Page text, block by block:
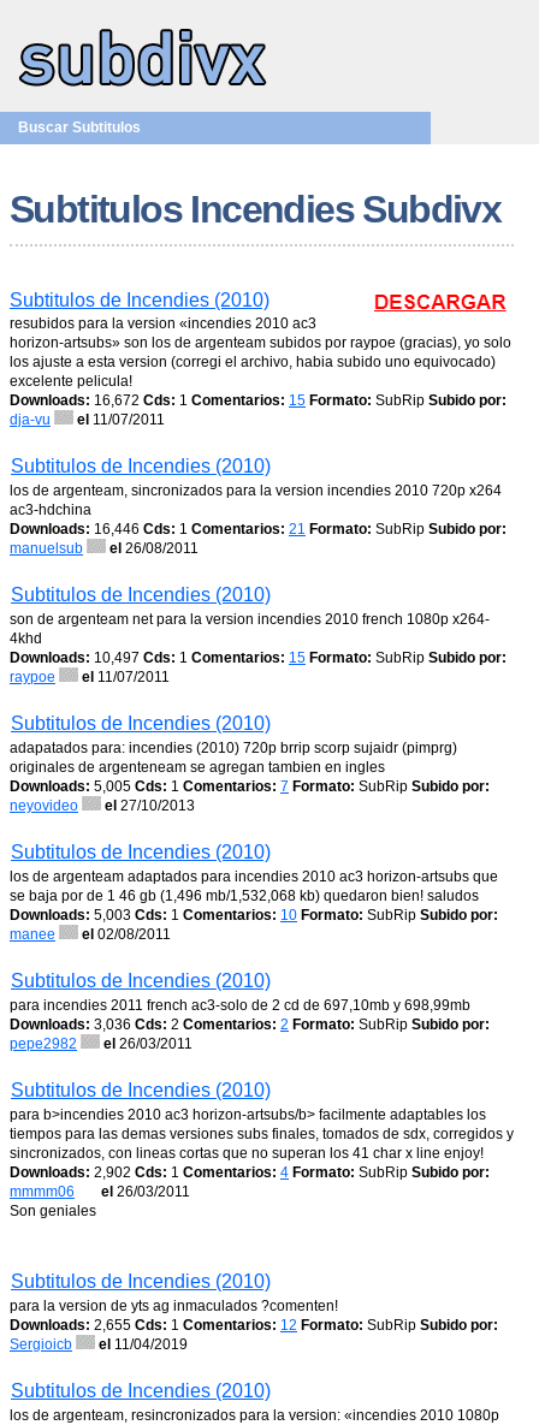
Buscar Subtitulos
Subtitulos Incendies Subdivx
Subtitulos de Incendies (2010)
resubidos para la version «incendies 2010 ac3
horizon-artsubs» son los de argenteam subidos por raypoe (gracias), yo solo
los ajuste a esta version (corregi el archivo, habia subido uno equivocado)
excelente pelicula!
Downloads: 16,672 Cds: 1 Comentarios: 15 Formato: SubRip Subido por:
dja-vu
el 11/07/2011
Subtitulos de Incendies (2010)
los de argenteam, sincronizados para la version incendies 2010 720p x264
ac3-hdchina
Downloads: 16,446 Cds: 1 Comentarios: 21 Formato: SubRip Subido por:
manuelsub
el 26/08/2011
Subtitulos de Incendies (2010)
son de argenteam net para la version incendies 2010 french 1080p x264-
4khd
Downloads: 10,497 Cds: 1 Comentarios: 15 Formato: SubRip Subido por:
raypoe
el 11/07/2011
Subtitulos de Incendies (2010)
adapatados para: incendies (2010) 720p brrip scorp sujaidr (pimprg)
originales de argenteneam se agregan tambien en ingles
Downloads: 5,005 Cds: 1 Comentarios: 7 Formato: SubRip Subido por:
neyovideo
el 27/10/2013
Subtitulos de Incendies (2010)
los de argenteam adaptados para incendies 2010 ac3 horizon-artsubs que
se baja por de 1 46 gb (1,496 mb/1,532,068 kb) quedaron bien! saludos
Downloads: 5,003 Cds: 1 Comentarios: 10 Formato: SubRip Subido por:
manee
el 02/08/2011
Subtitulos de Incendies (2010)
para incendies 2011 french ac3-solo de 2 cd de 697,10mb y 698,99mb
Downloads: 3,036 Cds: 2 Comentarios: 2 Formato: SubRip Subido por:
pepe2982
el 26/03/2011
Subtitulos de Incendies (2010)
para b>incendies 2010 ac3 horizon-artsubs/b> facilmente adaptables los
tiempos para las demas versiones subs finales, tomados de sdx, corregidos y
sincronizados, con lineas cortas que no superan los 41 char x line enjoy!
Downloads: 2,902 Cds: 1 Comentarios: 4 Formato: SubRip Subido por:
mmmm06
el 26/03/2011
Son geniales
Subtitulos de Incendies (2010)
para la version de yts ag inmaculados ?comenten!
Downloads: 2,655 Cds: 1 Comentarios: 12 Formato: SubRip Subido por:
Sergioicb
el 11/04/2019
Subtitulos de Incendies (2010)
los de argenteam, resincronizados para la version: «incendies 2010 1080p